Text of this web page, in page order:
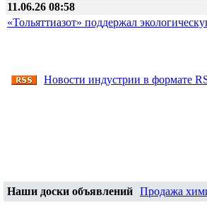
11.06.26 08:58
«Тольяттиазот» поддержал
Новости индустрии в формате
Наши доски объявлений Продажа